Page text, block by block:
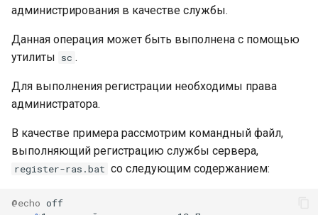
администрирования в качестве службы.
Данная операция может быть выполнена с помощью
утилиты sc .
Для выполнения регистрации необходимы права
администратора.
В качестве примера рассмотрим командный файл,
выполняющий регистрацию службы сервера,
register-ras.bat со следующим содержанием:
@echo off